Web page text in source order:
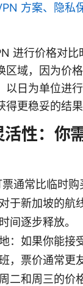
方案、隐私
进行价格对比
区域，因为价
以日为单位进
更稳妥的结果
性：你
通常比临时购
于新加坡的航
间逐步释放。
：如果你能接
，票价通常更
二和周三的价